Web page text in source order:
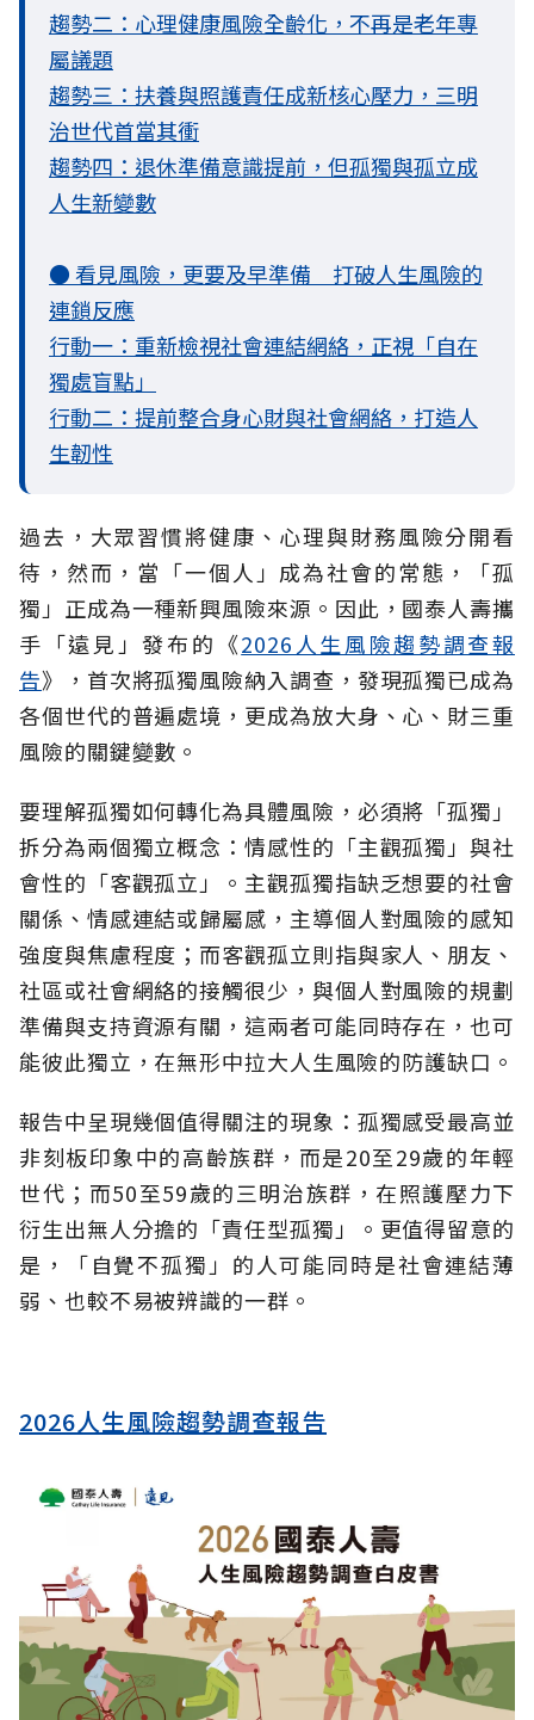
趨勢二：心理健康風險全齡化，不再是老年專
屬議題
趨勢三：扶養與照護責任成新核心壓力，三明
治世代首當其衝
趨勢四：退休準備意識提前，但孤獨與孤立成
人生新變數
● 看見風險，更要及早準備 打破人生風險的
連鎖反應
行動一：重新檢視社會連結網絡，正視「自在
獨處盲點」
行動二：提前整合身心財與社會網絡，打造人
生韌性
過去，大眾習慣將健康、心理與財務風險分開看
待，然而，當「一個人」成為社會的常態，「孤
獨」正成為一種新興風險來源。因此，國泰人壽攜
手「遠見」發布的《2026人生風險趨勢調查報
告》，首次將孤獨風險納入調查，發現孤獨已成為
各個世代的普遍處境，更成為放大身、心、財三重
風險的關鍵變數。
要理解孤獨如何轉化為具體風險，必須將「孤獨」
拆分為兩個獨立概念：情感性的「主觀孤獨」與社
會性的「客觀孤立」。主觀孤獨指缺乏想要的社會
關係、情感連結或歸屬感，主導個人對風險的感知
強度與焦慮程度；而客觀孤立則指與家人、朋友、
社區或社會網絡的接觸很少，與個人對風險的規劃
準備與支持資源有關，這兩者可能同時存在，也可
能彼此獨立，在無形中拉大人生風險的防護缺口。
報告中呈現幾個值得關注的現象：孤獨感受最高並
非刻板印象中的高齡族群，而是20至29歲的年輕
世代；而50至59歲的三明治族群，在照護壓力下
衍生出無人分擔的「責任型孤獨」。更值得留意的
是，「自覺不孤獨」的人可能同時是社會連結薄
弱、也較不易被辨識的一群。
2026人生風險趨勢調查報告